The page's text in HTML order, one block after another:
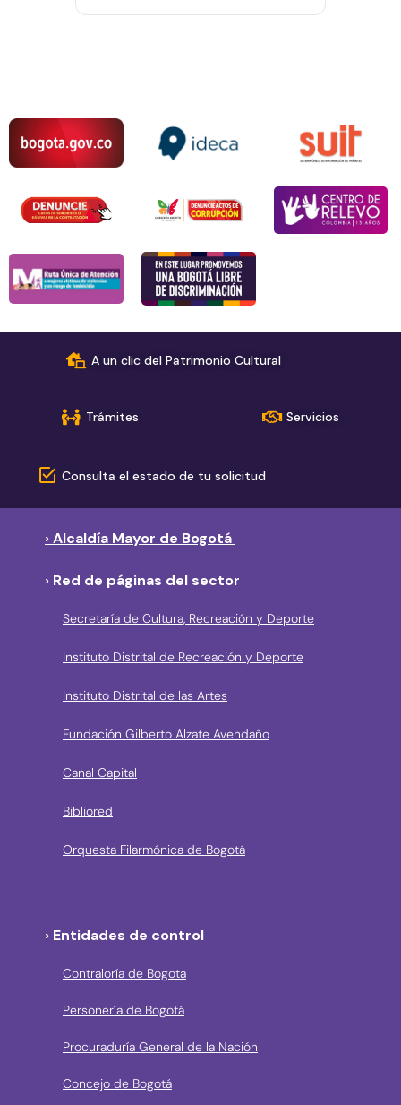
A un clic del Patrimonio Cultural
Trámites Servicios
Consulta el estado de tu solicitud
› Alcaldía Mayor de Bogotá
› Red de páginas del sector
Secretaría de Cultura, Recreación y Deporte
Instituto Distrital de Recreación y Deporte
Instituto Distrital de las Artes
Fundación Gilberto Alzate Avendaño
Canal Capital
Bibliored
Orquesta Filarmónica de Bogotá
› Entidades de control
Contraloría de Bogota
Personería de Bogotá
Procuraduría General de la Nación
Concejo de Bogotá